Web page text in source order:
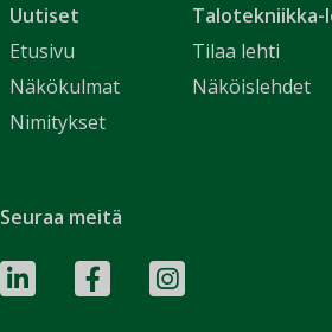
Uutiset
Etusivu
Näkökulmat
Nimitykset
Talotekniikka-
Tilaa lehti
Näköislehdet
Seuraa meitä